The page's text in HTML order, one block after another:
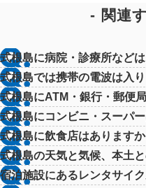
関連
式根島に病院・診療所など
式根島では携帯の電波は入
式根島にATM・銀行・郵便
式根島にコンビニ・スーパ
式根島に飲食店はありますか
式根島の天気と気候、本土
宿泊施設にあるレンタサイ